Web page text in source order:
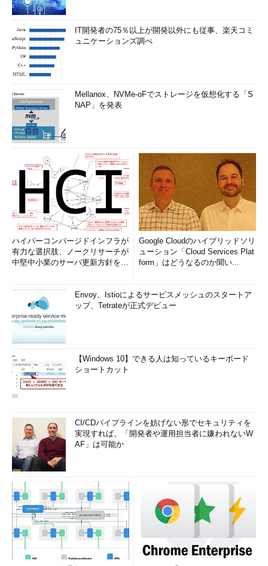
ファイアウォール自身では行うことがで
に設置されている各サーバの要塞化を行
うなどセキュリティ対策を十分に行う必
いい換えれば、DMZ上に設置されている
サーバについて正しくセキュリティ対策
Oracleデータベースが危険にさらされる
ということを常に頭に入れておかなけれ
ばならない。
コラム Oracleデータベースのメンテ
ナンスライン
インターネットデータセンターなどに
Oracleデータベースを設置する場合に、
そのメンテナンスをどうやって行うかで
ていれば、直接コンソール（ディスプレ
イ）を叩いて作業を行うことができる
置されているような場合は、設置スペー
スが限られているラック内にコンソール
を設置できない場合がほとんどだ。
境を利用するものが結構多いのが現状
だ。Oracleデータベースが、インターネ
ットデータセンターの内部セグメント上
に構築されているケースが多く、X
が多い。
このようなメンテナンスラインの確保に
ついても、ファイアウォールのネットワ
ークデザイン同様にさまざまな対応が可
能かと思うが、筆者は、X Windowのセ
IT開発者の75％以上が開発以外にも従事、楽天コミ
ュニケーションズ調べ
Mellanox、NVMe-oFでストレージを仮想化する「S
NAP」を発表
ハイパーコンバージドインフラが
有力な選択肢、ノークリサーチが
中堅中小業のサーバ更新方針を調
Google Cloudのハイブリッドソリ
ューション「Cloud Services Plat
form」はどうなるのか聞い...
Envoy、Istioによるサービスメッシュのスタートア
ップ、Tetrateが正式デビュー
【Windows 10】できる人は知っているキーボード
ショートカット
CI/CDパイプラインを妨げない形でセキュリティを
実現すれば、「開発者や運用担当者に嫌われないW
AF」は可能か